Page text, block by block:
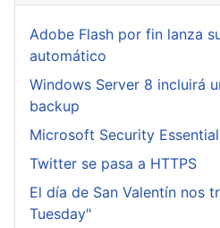
Adobe Flash por fin lanza
automático
Windows Server 8 incluirá
backup
Microsoft Security
Twitter se pasa a HTTPS
El día de San Valentín nos
Tuesday"